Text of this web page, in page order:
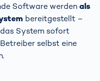
Software werdenals
bereitgestellt –
System sofort
selbst eine